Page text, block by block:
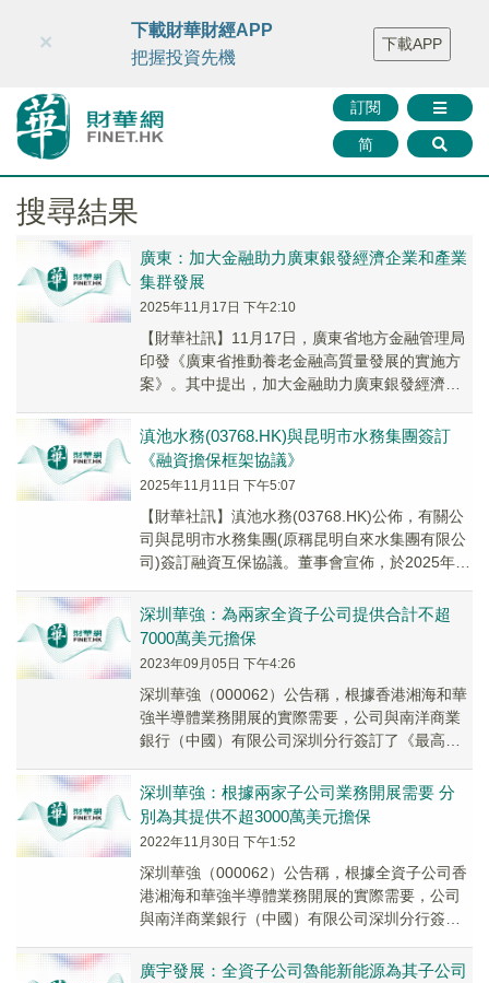
財華智庫網 FINTV FINMETA 財華證券 媒體矩陣
智庫沙龍
聯絡我們
訂閱
简
×
下載財華財經APP
把握投資先機
下載APP
搜尋結果
廣東：加大金融助力廣東銀發經濟企業和產業
集群發展
2025年11月17日 下午2:10
【財華社訊】11月17日，廣東省地方金融管理局
印發《廣東省推動養老金融高質量發展的實施方
案》。其中提出，加大金融助力廣東銀發經濟企
取政策...
滇池水務(03768.HK)與昆明市水務集團簽訂
《融資擔保框架協議》
2025年11月11日 下午5:07
【財華社訊】滇池水務(03768.HK)公佈，有關公
司與昆明市水務集團(原稱昆明自來水集團有限公
司)簽訂融資互保協議。董事會宣佈，於2025年11
深圳華強：為兩家全資子公司提供合計不超
7000萬美元擔保
2023年09月05日 下午4:26
深圳華強（000062）公告稱，根據香港湘海和華
強半導體業務開展的實際需要，公司與南洋商業
銀行（中國）有限公司深圳分行簽訂了《最高額
洋銀...
深圳華強：根據兩家子公司業務開展需要 分
別為其提供不超3000萬美元擔保
2022年11月30日 下午1:52
深圳華強（000062）公告稱，根據全資子公司香
港湘海和華強半導體業務開展的實際需要，公司
與南洋商業銀行（中國）有限公司深圳分行簽訂
導體...
廣宇發展：全資子公司魯能新能源為其子公司